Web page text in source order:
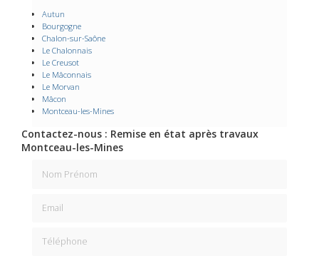
Autun
Bourgogne
Chalon-sur-Saône
Le Chalonnais
Le Creusot
Le Mâconnais
Le Morvan
Mâcon
Montceau-les-Mines
Contactez-nous : Remise en état après travaux
Montceau-les-Mines